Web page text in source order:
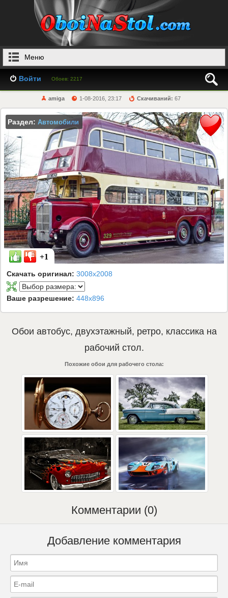
Меню
Войти Обоев: 2217
amiga 1-08-2016, 23:17 Скачиваний: 67
Раздел: Автомобили
+1
Скачать оригинал: 3008x2008
Ваше разрешение: 448x896
Обои автобус, двухэтажный, ретро, классика на
рабочий стол.
Похожие обои для рабочего стола:
Комментарии (0)
Добавление комментария